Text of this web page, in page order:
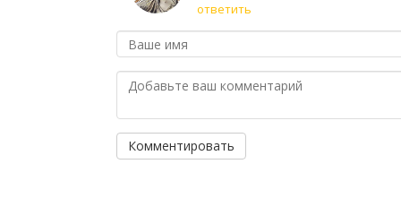
ответить
Комментировать